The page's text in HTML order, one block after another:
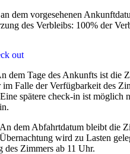
dem vorgesehenen
des Verbleibs: 100% der
out
dem Tage des Ankunfts ist die
Falle der Verfügbarkeit des
spätere check-in ist möglich
dem Abfahrtdatum bleibt die
wird zu Lasten
des Zimmers ab 11 Uhr.